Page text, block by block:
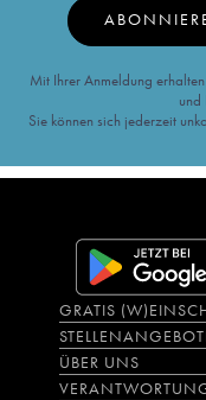
Mit Ihrer Anmeldung
und
Sie können sich jederzeit
GRATIS
ÜBER UNS